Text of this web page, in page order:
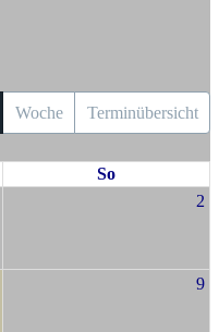
Woche Terminübersicht
So
2
9